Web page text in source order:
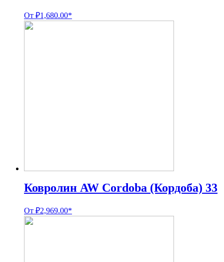
От ₽1,680.00*
Ковролин AW Cordoba (Кордоба) 33
От ₽2,969.00*